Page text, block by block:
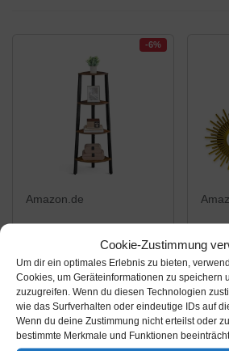
Cookie-Zustimmung
Um dir ein optimales Erlebnis zu bieten,
Cookies, um Geräteinformationen zu speichern
zuzugreifen. Wenn du diesen Technologien
wie das Surfverhalten oder eindeutige IDs auf
Wenn du deine Zustimmung nicht erteilst oder
bestimmte Merkmale und Funktionen
-6%
Amazon.de
28,99€
VASAGLE Eckregal,
Standregal,
Bücherregal,
Leiterregal mit 4
Ablagen, einfache
Amazon / Ebay
Produkt ansehen*